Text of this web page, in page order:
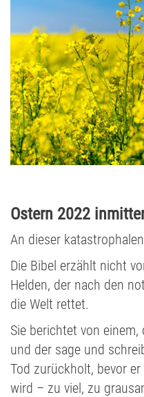
Ostern 2022
An dieser
Die Bibel erzählt nicht
Helden, der nach den
die Welt rettet.
Sie berichtet von
und der sage und
Tod zurückholt, bevor
wird – zu viel, zu